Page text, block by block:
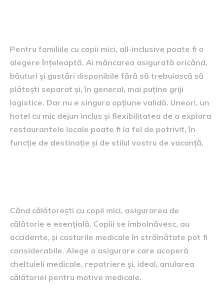
Pentru familiile cu copii mici, all-inclusive poate fi o
alegere înțeleaptă. Ai mâncarea asigurată oricând,
băuturi și gustări disponibile fără să trebuiască să
plătești separat și, în general, mai puține griji
logistice. Dar nu e singura opțiune validă. Uneori, un
hotel cu mic dejun inclus și flexibilitatea de a explora
restaurantele locale poate fi la fel de potrivit, în
funcție de destinație și de stilul vostru de vacanță.
Când călătorești cu copii mici, asigurarea de
călătorie e esențială. Copiii se îmbolnăvesc, au
accidente, și costurile medicale în străinătate pot fi
considerabile. Alege o asigurare care acoperă
cheltuieli medicale, repatriere și, ideal, anularea
călătoriei pentru motive medicale.